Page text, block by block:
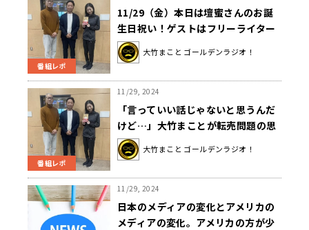
番組レポ
11/29（金）本日は壇蜜さんのお誕
生日祝い！ゲストはフリーライター
の奥窪優木さんでした！
大竹まこと ゴールデンラジオ！
番組レポ
11/29, 2024
「言っていい話じゃないと思うんだ
けど…」大竹まことが転売問題の思
い出を告白
大竹まこと ゴールデンラジオ！
11/29, 2024
日本のメディアの変化とアメリカの
メディアの変化。アメリカの方が少